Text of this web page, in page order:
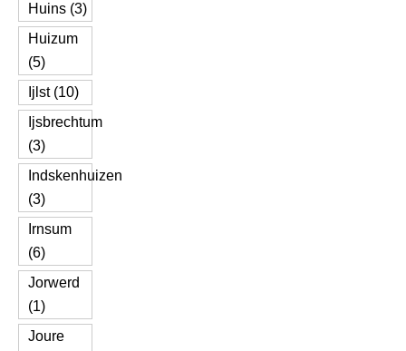
Huins (3)
Huizum
(5)
Ijlst (10)
Ijsbrechtum
(3)
Indskenhuizen
(3)
Irnsum
(6)
Jorwerd
(1)
Joure